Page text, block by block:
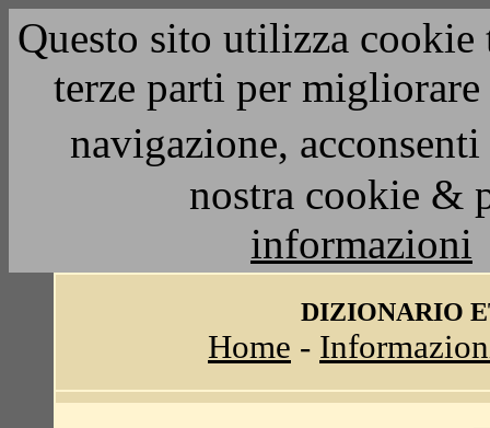
Questo sito utilizza
terze parti per
navigazione,
nostra cookie &
informazioni
DIZIONARIO
Home -